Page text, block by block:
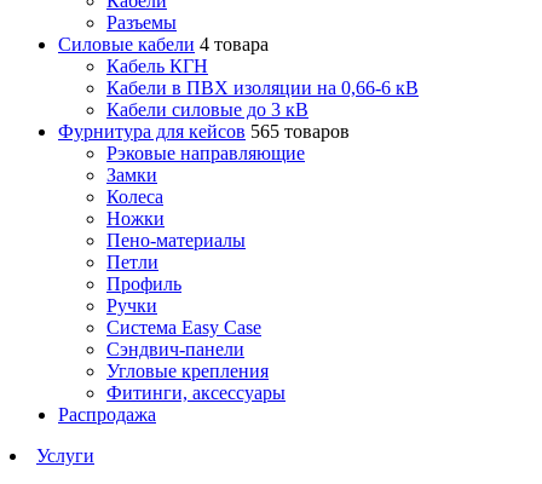
Разъемы
Силовые кабели 4 товара
Кабель КГН
Кабели в ПВХ изоляции на 0,66-6 кВ
Кабели силовые до 3 кВ
Фурнитура для кейсов 565 товаров
Рэковые направляющие
Замки
Колеса
Ножки
Пено-материалы
Петли
Профиль
Ручки
Система Easy Case
Сэндвич-панели
Угловые крепления
Фитинги, аксессуары
Распродажа
Услуги